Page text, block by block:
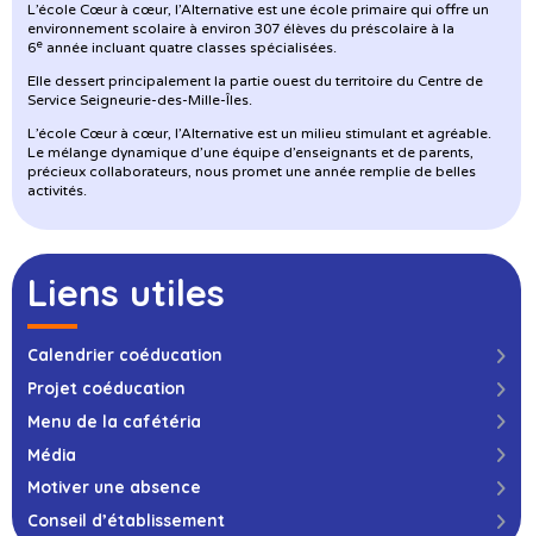
L’école Cœur à cœur, l’Alternative est une école primaire qui offre un
environnement scolaire à environ 307 élèves du préscolaire à la
6eannée incluant quatre classes spécialisées.
Elle dessert principalement la partie ouest du territoire du Centre de
Service Seigneurie-des-Mille-Îles.
L’école Cœur à cœur, l’Alternative est un milieu stimulant et agréable.
Le mélange dynamique d’une équipe d’enseignants et de parents,
précieux collaborateurs, nous promet une année remplie de belles
activités.
Liens utiles
Calendrier coéducation
Projet coéducation
Menu de la cafétéria
Média
Motiver une absence
Conseil d’établissement